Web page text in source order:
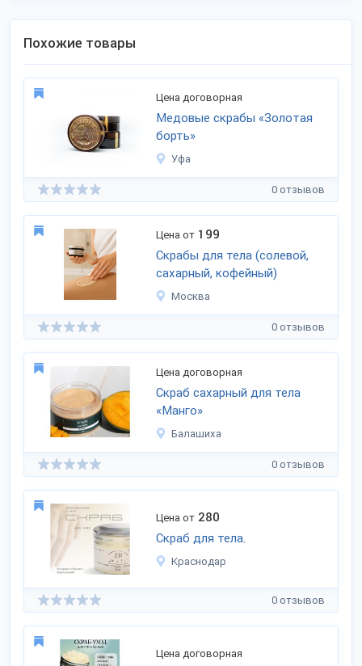
Похожие товары
Цена договорная
Медовые скрабы «Золотая
борть»
Уфа
0 отзывов
Цена от 199
Скрабы для тела (солевой,
сахарный, кофейный)
Москва
0 отзывов
Цена договорная
Скраб сахарный для тела
«Манго»
Балашиха
0 отзывов
Цена от 280
Скраб для тела.
Краснодар
0 отзывов
Цена договорная